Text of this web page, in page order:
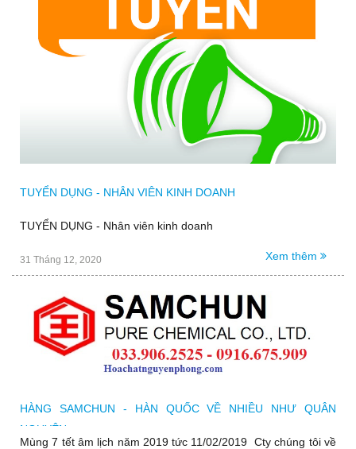
TUYỂN DỤNG - NHÂN VIÊN KINH DOANH
TUYỂN DỤNG - Nhân viên kinh doanh
31 Tháng 12, 2020 Xem thêm
HÀNG SAMCHUN - HÀN QUỐC VỀ NHIỀU NHƯ QUÂN
NGUYÊN........
Mùng 7 tết âm lịch năm 2019 tức 11/02/2019 Cty chúng tôi về